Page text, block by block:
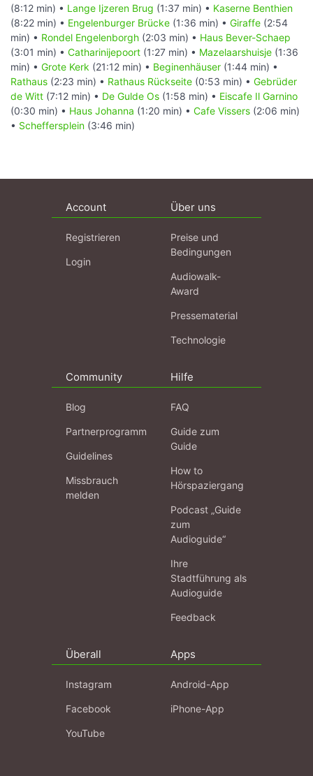
(8:12 min) • Lange Ijzeren Brug (1:37 min) • Kaserne Benthien
(8:22 min) • Engelenburger Brücke (1:36 min) • Giraffe (2:54
min) • Rondel Engelenborgh (2:03 min) • Haus Bever-Schaep
(3:01 min) • Catharinijepoort (1:27 min) • Mazelaarshuisje (1:36
min) • Grote Kerk (21:12 min) • Beginenhäuser (1:44 min) •
Rathaus (2:23 min) • Rathaus Rückseite (0:53 min) • Gebrüder
de Witt (7:12 min) • De Gulde Os (1:58 min) • Eiscafe Il Garnino
(0:30 min) • Haus Johanna (1:20 min) • Cafe Vissers (2:06 min)
• Scheffersplein (3:46 min)
Account
Registrieren
Login
Über uns
Preise und
Bedingungen
Audiowalk-
Award
Pressematerial
Technologie
Community
Blog
Partnerprogramm
Guidelines
Missbrauch
melden
Hilfe
FAQ
Guide zum
Guide
How to
Hörspaziergang
Podcast „Guide
zum
Audioguide“
Ihre
Stadtführung als
Audioguide
Feedback
Überall
Instagram
Facebook
YouTube
Apps
Android-App
iPhone-App